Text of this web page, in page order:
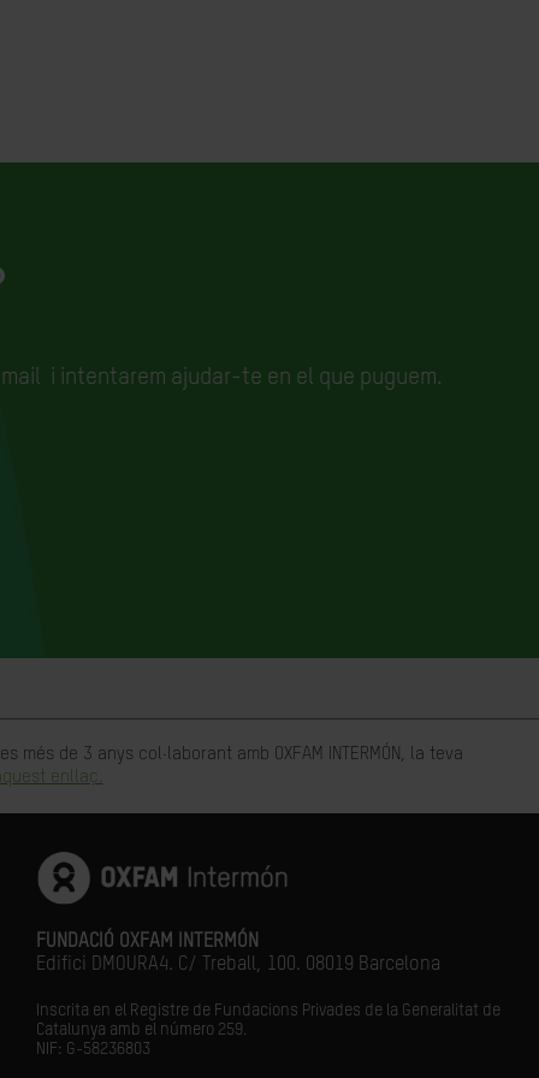
i intentarem ajudar-te en el que puguem.
de 3 anys col·laborant amb OXFAM INTERMÓN, la teva
enllaç.
FUNDACIÓ OXFAM INTERMÓN
Edifici DMOURA4. C/ Treball, 100. 08019 Barcelona
Inscrita en el Registre de Fundacions Privades de la Generalitat de
Catalunya amb el número 259.
NIF: G-58236803